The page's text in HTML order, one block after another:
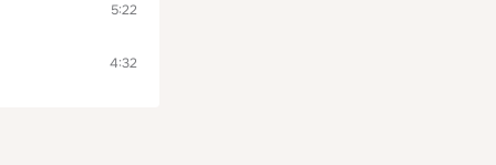
5:22
4:32